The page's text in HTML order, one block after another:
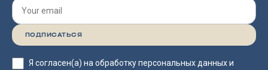
Я согласен(а) на обработку персональных данных и